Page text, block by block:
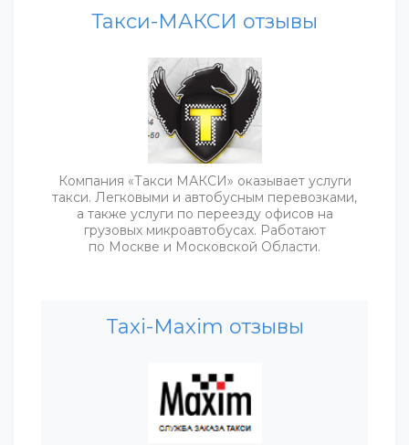
Такси-МАКСИ отзывы
Компания «Такси МАКСИ» оказывает услуги
такси. Легковыми и автобусным перевозками,
а также услуги по переезду офисов на
грузовых микроавтобусах. Работают
по Москве и Московской Области.
Taxi-Maxim отзывы